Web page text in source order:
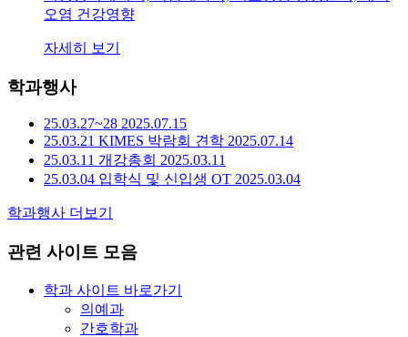
오염 건강영향
자세히 보기
학과행사
25.03.27~28 2025.07.15
25.03.21 KIMES 박람회 견학 2025.07.14
25.03.11 개강총회 2025.03.11
25.03.04 입학식 및 신입생 OT 2025.03.04
학과행사 더보기
관련 사이트 모음
학과 사이트 바로가기
의예과
간호학과